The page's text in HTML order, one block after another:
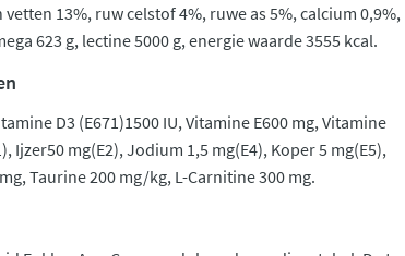
13%, ruw celstof 4%, ruwe as 5%, calcium 0,9%,
623 g, lectine 5000 g, energie waarde 3555 kcal.
D3 (E671)1500 IU, Vitamine E600 mg, Vitamine
Ijzer50 mg(E2), Jodium 1,5 mg(E4), Koper 5 mg(E5),
Taurine 200 mg/kg, L-Carnitine 300 mg.